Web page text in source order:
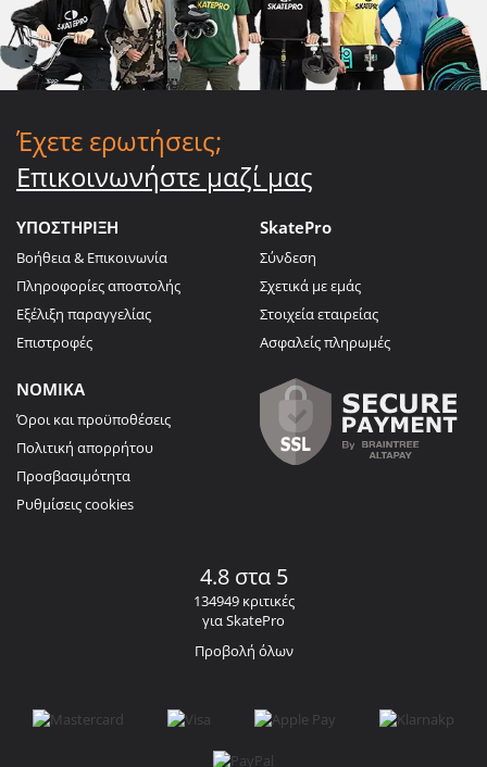
Έχετε ερωτήσεις;
Επικοινωνήστε μαζί μας
ΥΠΟΣΤΗΡΙΞΗ
Βοήθεια & Επικοινωνία
Πληροφορίες αποστολής
Εξέλιξη παραγγελίας
Επιστροφές
SkatePro
Σύνδεση
Σχετικά με εμάς
Στοιχεία εταιρείας
Ασφαλείς πληρωμές
ΝΟΜΙΚΑ
Όροι και προϋποθέσεις
Πολιτική απορρήτου
Προσβασιμότητα
Ρυθμίσεις cookies
4.8 στα 5
134949 κριτικές
για SkatePro
Προβολή όλων